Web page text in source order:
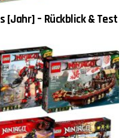
[Jahr] – Rückblick & Test